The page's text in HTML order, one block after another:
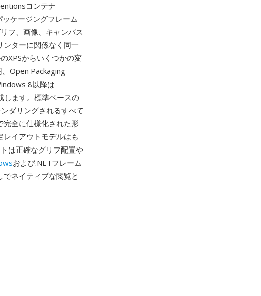
コンテナ —
ケージングフレーム
フ、画像、キャンバス
ターに関係なく同一
XPSからいくつかの変
Open Packaging
8以降は
します。標準ベースの
ダリングされるすべて
全に仕様化された形
イアウトモデルはも
は正確なグリフ配置や
および.NETフレーム
ネイティブな閲覧と